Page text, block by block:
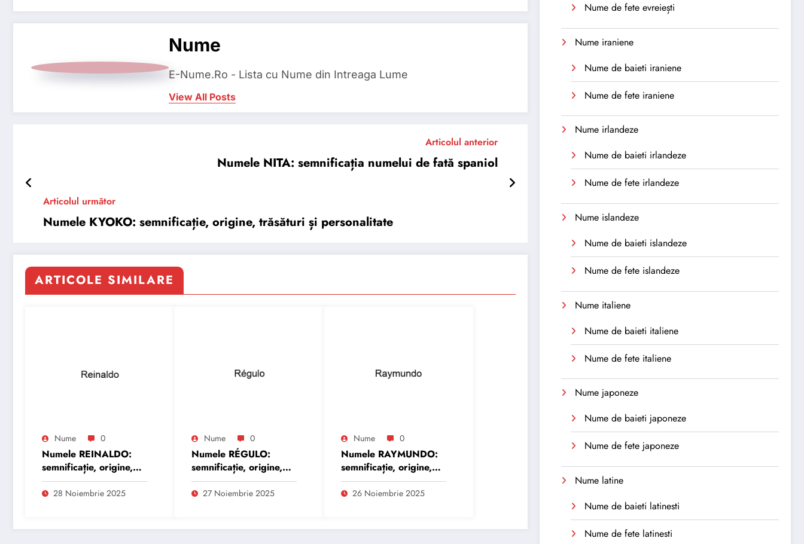
Nume
E-Nume.Ro - Lista cu Nume din Intreaga Lume
View All Posts
Articolul anterior
Numele NITA: semnificația numelui de fată spaniol
Articolul următor
Numele KYOKO: semnificație, origine, trăsături și personalitate
ARTICOLE SIMILARE
Nume 0
Numele REINALDO:
semnificație, origine,
trăsături și
personalitate
28 Noiembrie 2025
Nume 0
Numele RÉGULO:
semnificație, origine,
trăsături și
personalitate
27 Noiembrie 2025
Nume 0
Numele RAYMUNDO:
semnificație, origine,
trăsături și
personalitate
26 Noiembrie 2025
Nume de fete evreiești
Nume iraniene
Nume de baieti iraniene
Nume de fete iraniene
Nume irlandeze
Nume de baieti irlandeze
Nume de fete irlandeze
Nume islandeze
Nume de baieti islandeze
Nume de fete islandeze
Nume italiene
Nume de baieti italiene
Nume de fete italiene
Nume japoneze
Nume de baieti japoneze
Nume de fete japoneze
Nume latine
Nume de baieti latinesti
Nume de fete latinesti